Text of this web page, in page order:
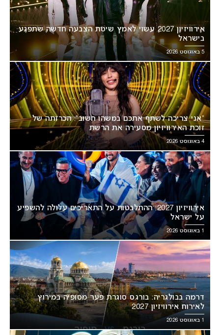
אירוויזיון 2027 עשוי לאמץ שיטת הצבעה חדשה שתפגע
בישראל
5 באוגוסט 2026
“אני צריכה לשתף אתכם במשהו חשוב”: הכרזתה של
זוכת האירוויזיון מסעירה את הרשת
4 באוגוסט 2026
אירוויזיון 2027: ההתלבטות על התאריכים עלולה להשפיע
על ישראל
1 באוגוסט 2026
דרמה בבולגריה: בורגס סוגרת פער מסופיה במירוץ
לאירוח אירוויזיון 2027
1 באוגוסט 2026